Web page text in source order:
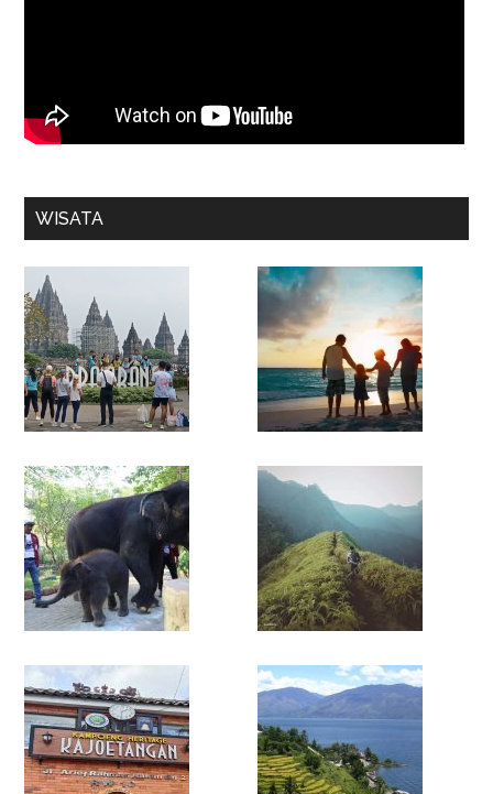
WISATA